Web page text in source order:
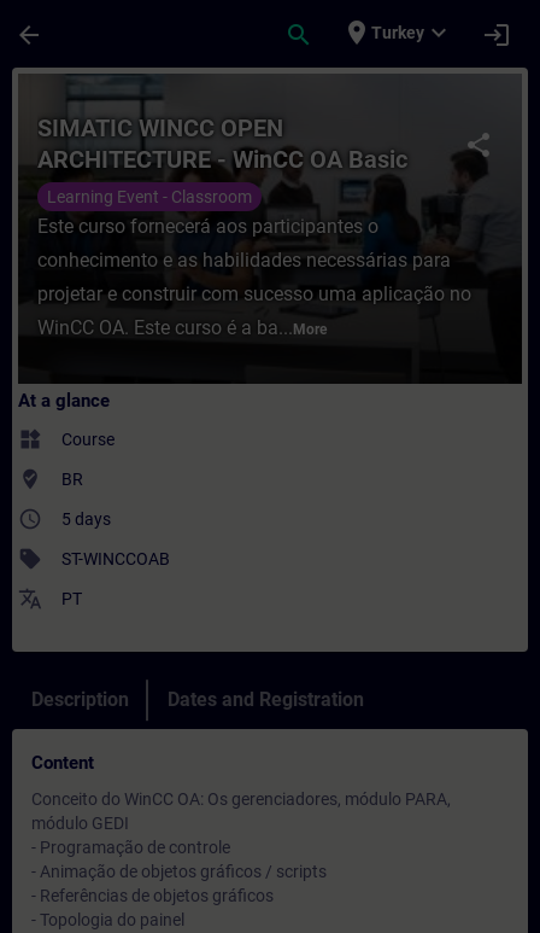
arrow_back search place Turkey expand_more login
Course - SIMATIC WINCC OPEN
share
SIMATIC WINCC OPEN
ARCHITECTURE - WinCC OA Basic
Learning Event - Classroom
Este curso fornecerá aos participantes o
conhecimento e as habilidades necessárias para
projetar e construir com sucesso uma aplicação no
WinCC OA. Este curso é a ba... More
At a glance
widgets Course
where_to_vote BR
access_time 5 days
sell ST-WINCCOAB
translate PT
Description Dates and Registration
Content
Conceito do WinCC OA: Os gerenciadores, módulo PARA,
módulo GEDI
- Programação de controle
- Animação de objetos gráficos / scripts
- Referências de objetos gráficos
- Topologia do painel